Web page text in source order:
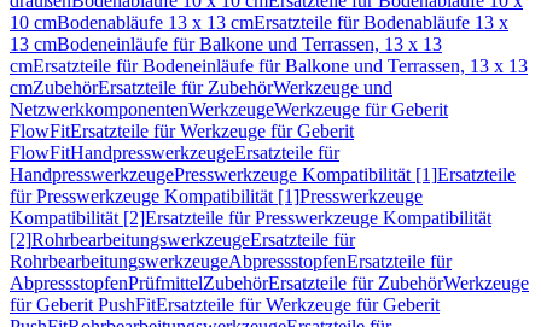
10 cmBodenabläufe 13 x 13 cmErsatzteile für Bodenabläufe 13 x
13 cmBodeneinläufe für Balkone und Terrassen, 13 x 13
cmErsatzteile für Bodeneinläufe für Balkone und Terrassen, 13 x 13
cmZubehörErsatzteile für ZubehörWerkzeuge und
NetzwerkkomponentenWerkzeugeWerkzeuge für Geberit
FlowFitErsatzteile für Werkzeuge für Geberit
FlowFitHandpresswerkzeugeErsatzteile für
HandpresswerkzeugePresswerkzeuge Kompatibilität [1]Ersatzteile
für Presswerkzeuge Kompatibilität [1]Presswerkzeuge
Kompatibilität [2]Ersatzteile für Presswerkzeuge Kompatibilität
[2]RohrbearbeitungswerkzeugeErsatzteile für
RohrbearbeitungswerkzeugeAbpressstopfenErsatzteile für
AbpressstopfenPrüfmittelZubehörErsatzteile für ZubehörWerkzeuge
für Geberit PushFitErsatzteile für Werkzeuge für Geberit